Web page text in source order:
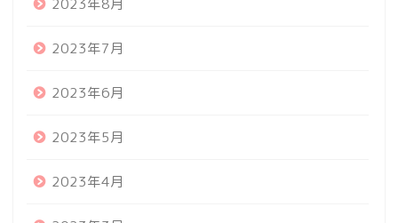
2023年7月
2023年6月
2023年5月
2023年4月